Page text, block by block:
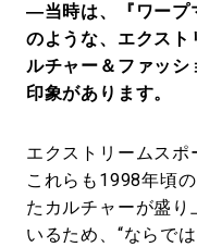
―当時は、『ワープ
のような、エクスト
ルチャー＆ファッシ
印象があります。
エクストリームス
これらも1998年頃
たカルチャーが盛
いるため、“ならで